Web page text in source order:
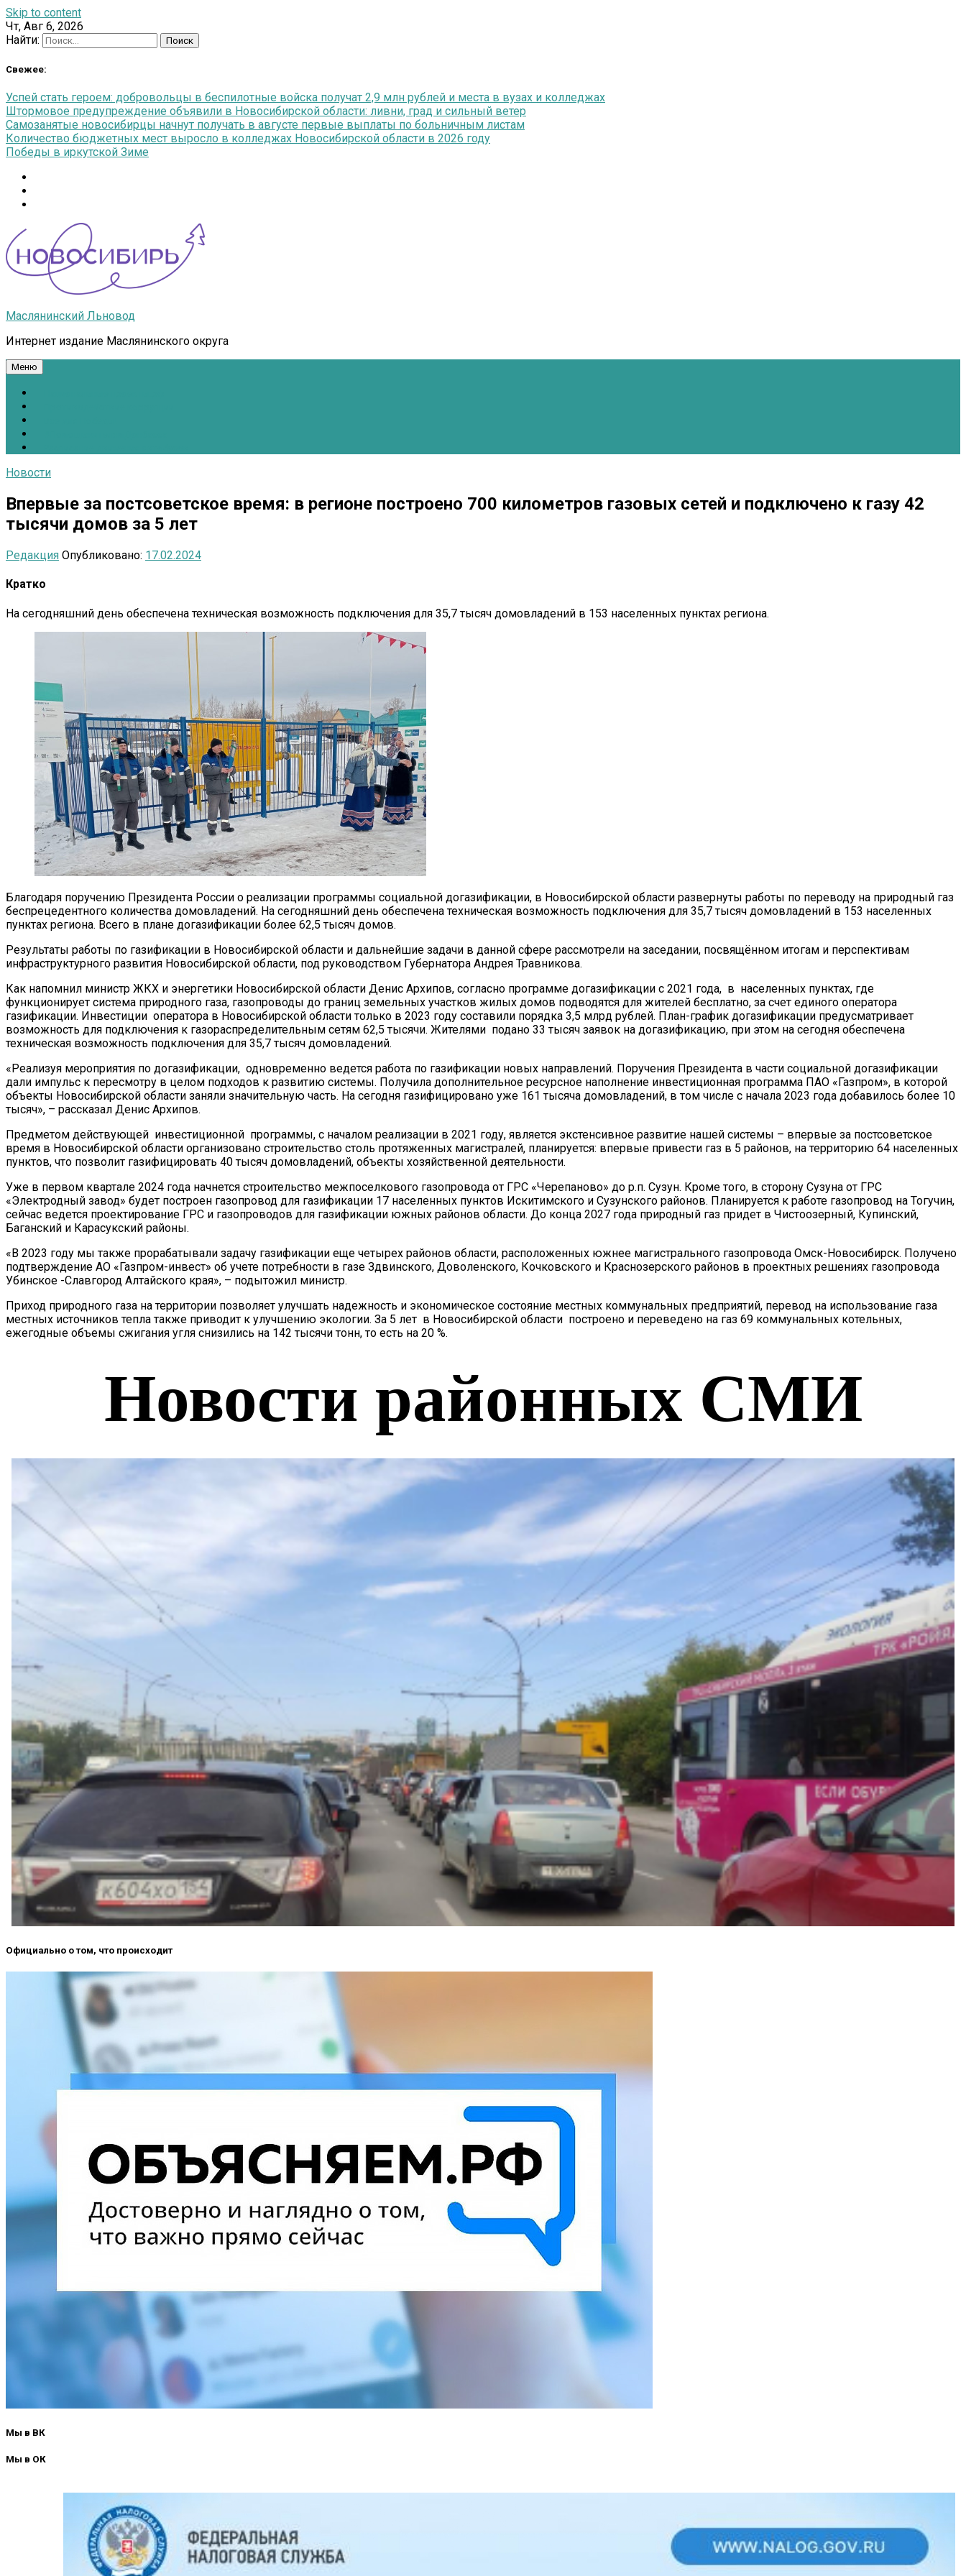
Skip to content
Чт, Авг 6, 2026
Найти:
Свежее:
Успей стать героем: добровольцы в беспилотные войска получат 2,9 млн рублей и места в вузах и колледжах
Штормовое предупреждение объявили в Новосибирской области: ливни, град и сильный ветер
Самозанятые новосибирцы начнут получать в августе первые выплаты по больничным листам
Количество бюджетных мест выросло в колледжах Новосибирской области в 2026 году
Победы в иркутской Зиме
Маслянинский Льновод
Интернет издание Маслянинского округа
Меню
Новости
Впервые за постсоветское время: в регионе построено 700 километров газовых сетей и подключено к газу 42
тысячи домов за 5 лет
Редакция Опубликовано: 17.02.2024
Кратко
На сегодняшний день обеспечена техническая возможность подключения для 35,7 тысяч домовладений в 153 населенных пунктах региона.
Благодаря поручению Президента России о реализации программы социальной догазификации, в Новосибирской области развернуты работы по переводу на природный газ
беспрецедентного количества домовладений. На сегодняшний день обеспечена техническая возможность подключения для 35,7 тысяч домовладений в 153 населенных
пунктах региона. Всего в плане догазификации более 62,5 тысяч домов.
Результаты работы по газификации в Новосибирской области и дальнейшие задачи в данной сфере рассмотрели на заседании, посвящённом итогам и перспективам
инфраструктурного развития Новосибирской области, под руководством Губернатора Андрея Травникова.
Как напомнил министр ЖКХ и энергетики Новосибирской области Денис Архипов, согласно программе догазификации с 2021 года, в населенных пунктах, где
функционирует система природного газа, газопроводы до границ земельных участков жилых домов подводятся для жителей бесплатно, за счет единого оператора
газификации. Инвестиции оператора в Новосибирской области только в 2023 году составили порядка 3,5 млрд рублей. План-график догазификации предусматривает
возможность для подключения к газораспределительным сетям 62,5 тысячи. Жителями подано 33 тысяч заявок на догазификацию, при этом на сегодня обеспечена
техническая возможность подключения для 35,7 тысяч домовладений.
«Реализуя мероприятия по догазификации, одновременно ведется работа по газификации новых направлений. Поручения Президента в части социальной догазификации
дали импульс к пересмотру в целом подходов к развитию системы. Получила дополнительное ресурсное наполнение инвестиционная программа ПАО «Газпром», в которой
объекты Новосибирской области заняли значительную часть. На сегодня газифицировано уже 161 тысяча домовладений, в том числе с начала 2023 года добавилось более 10
тысяч», – рассказал Денис Архипов.
Предметом действующей инвестиционной программы, с началом реализации в 2021 году, является экстенсивное развитие нашей системы – впервые за постсоветское
время в Новосибирской области организовано строительство столь протяженных магистралей, планируется: впервые привести газ в 5 районов, на территорию 64 населенных
пунктов, что позволит газифицировать 40 тысяч домовладений, объекты хозяйственной деятельности.
Уже в первом квартале 2024 года начнется строительство межпоселкового газопровода от ГРС «Черепаново» до р.п. Сузун. Кроме того, в сторону Сузуна от ГРС
«Электродный завод» будет построен газопровод для газификации 17 населенных пунктов Искитимского и Сузунского районов. Планируется к работе газопровод на Тогучин,
сейчас ведется проектирование ГРС и газопроводов для газификации южных районов области. До конца 2027 года природный газ придет в Чистоозерный, Купинский,
Баганский и Карасукский районы.
«В 2023 году мы также прорабатывали задачу газификации еще четырех районов области, расположенных южнее магистрального газопровода Омск-Новосибирск. Получено
подтверждение АО «Газпром-инвест» об учете потребности в газе Здвинского, Доволенского, Кочковского и Краснозерского районов в проектных решениях газопровода
Убинское -Славгород Алтайского края», – подытожил министр.
Приход природного газа на территории позволяет улучшать надежность и экономическое состояние местных коммунальных предприятий, перевод на использование газа
местных источников тепла также приводит к улучшению экологии. За 5 лет в Новосибирской области построено и переведено на газ 69 коммунальных котельных,
ежегодные объемы сжигания угля снизились на 142 тысячи тонн, то есть на 20 %.
Официально о том, что происходит
Мы в ВК
Мы в ОК